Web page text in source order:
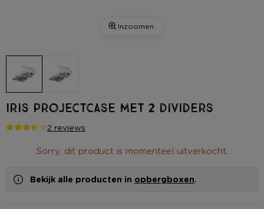
Inzoomen
Iris projectcase met 2 dividers
2 reviews
Sorry, dit product is momenteel uitverkocht.
Bekijk alle producten in opbergboxen.